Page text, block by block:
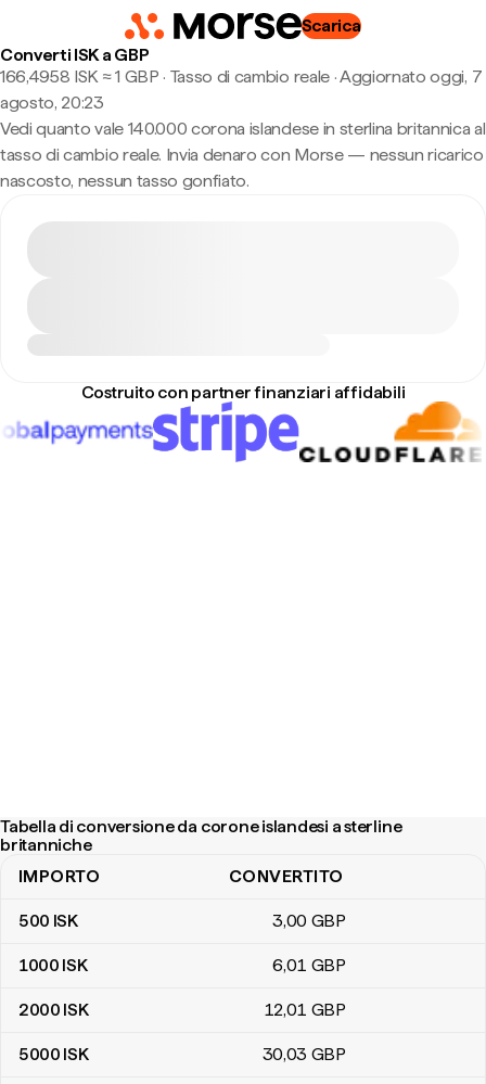
Scarica
Converti ISK a GBP
166,4958 ISK ≈ 1 GBP · Tasso di cambio reale·Aggiornato oggi, 7
agosto, 20:23
Vedi quanto vale 140.000 corona islandese in sterlina britannica al
tasso di cambio reale. Invia denaro con Morse — nessun ricarico
nascosto, nessun tasso gonfiato.
Costruito con partner finanziari affidabili
Tabella di conversione da corone islandesi a sterline
britanniche
Tabella di conversione da corone islandesi a sterline britanniche
IMPORTO CONVERTITO
500 ISK 3,00 GBP
1000 ISK 6,01 GBP
2000 ISK 12,01 GBP
5000 ISK 30,03 GBP